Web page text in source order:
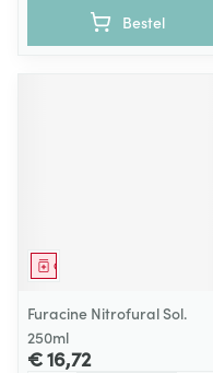
Bestel
Geneesmiddel
Furacine Nitrofural Sol.
250ml
€ 16,72